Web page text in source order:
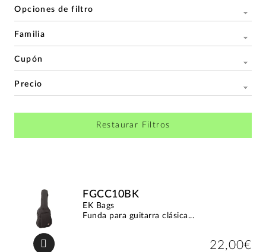
Opciones de filtro
Familia
Cupón
Precio
Restaurar Filtros
FGCC10BK
EK Bags
Funda para guitarra clásica...
22,00€